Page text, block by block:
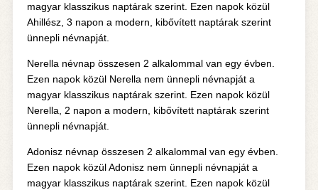
magyar klasszikus naptárak szerint. Ezen napok közül
Ahillész, 3 napon a modern, kibővített naptárak szerint
ünnepli névnapját.
Nerella névnap összesen 2 alkalommal van egy évben.
Ezen napok közül Nerella nem ünnepli névnapját a
magyar klasszikus naptárak szerint. Ezen napok közül
Nerella, 2 napon a modern, kibővített naptárak szerint
ünnepli névnapját.
Adonisz névnap összesen 2 alkalommal van egy évben.
Ezen napok közül Adonisz nem ünnepli névnapját a
magyar klasszikus naptárak szerint. Ezen napok közül